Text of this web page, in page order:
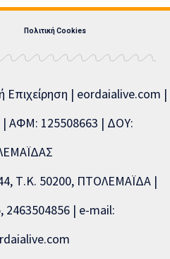
Πολιτική Cookies
Επιχείρηση | eordaialive.com |
ΑΦΜ: 125508663 | ΔΟΥ:
Τ.Κ. 50200, ΠΤΟΛΕΜΑΪΔΑ |
2463504856 | e-mail: